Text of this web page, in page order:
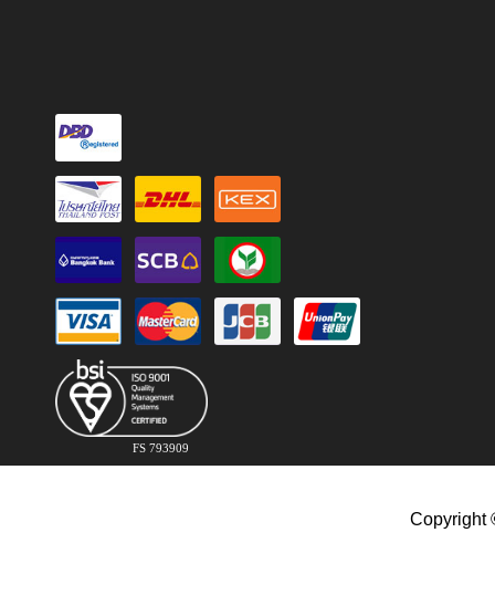
FS 793909
Copyright